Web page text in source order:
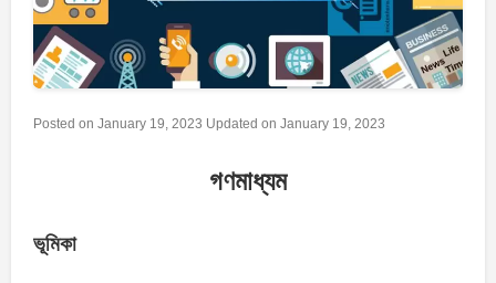
Posted on January 19, 2023 Updated on January 19, 2023
গণমাধ্যম
ভূমিকা